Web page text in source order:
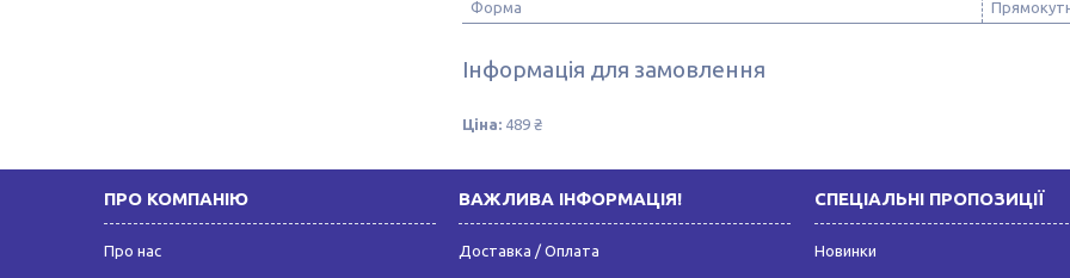
Форма
Інформація для замовлення
Ціна: 489 ₴
ПРО КОМПАНІЮ
Про нас
ВАЖЛИВА ІНФОРМАЦІЯ!
Доставка / Оплата
СПЕЦІАЛЬНІ ПРОПОЗИЦІЇ
Новинки